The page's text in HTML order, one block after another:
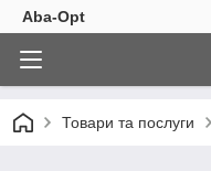
Aba-Opt
Товари та послуги